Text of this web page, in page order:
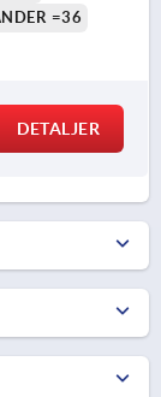
=36
DETALJER